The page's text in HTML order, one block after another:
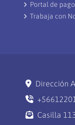
Portal de
Trabaja con
Dirección
Casilla